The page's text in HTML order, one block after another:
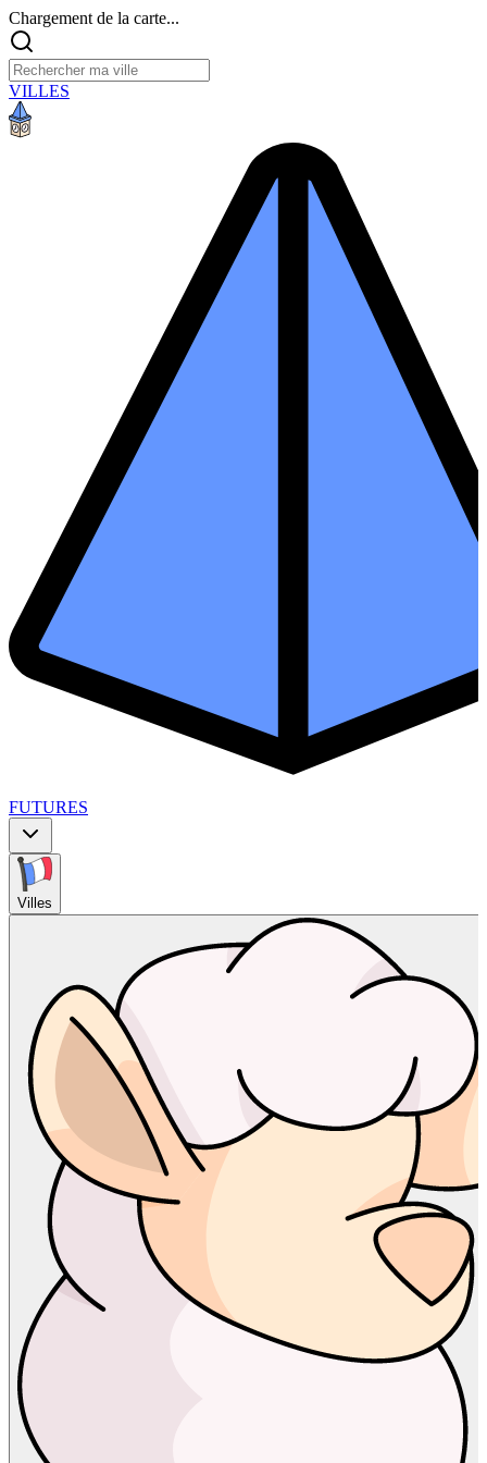
Chargement de la carte...
VILLES
FUTURES
Villes